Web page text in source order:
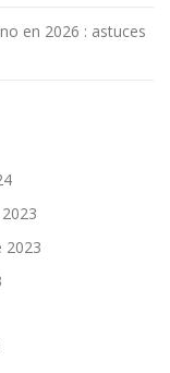
en 2026 : astuces
2023